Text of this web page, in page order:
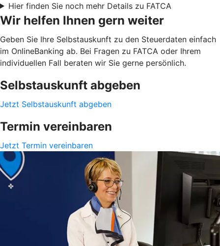
Hier finden Sie noch mehr Details zu FATCA
Wir helfen Ihnen gern weiter
Geben Sie Ihre Selbstauskunft zu den Steuerdaten einfach
im OnlineBanking ab. Bei Fragen zu FATCA oder Ihrem
individuellen Fall beraten wir Sie gerne persönlich.
Selbstauskunft abgeben
Jetzt Selbstauskunft abgeben
Termin vereinbaren
Jetzt Termin vereinbaren